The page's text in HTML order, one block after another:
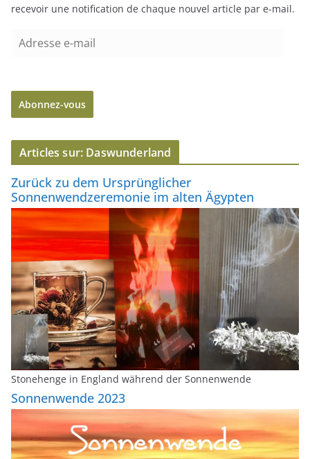
recevoir une notification de chaque nouvel article par e-mail.
e
e
-
m
a
Abonnez-vous
Articles sur: Daswunderland
Zurück zu dem Ursprünglicher
Sonnenwendzeremonie im alten Ägypten
Stonehenge in England während der Sonnenwende
Sonnenwende 2023